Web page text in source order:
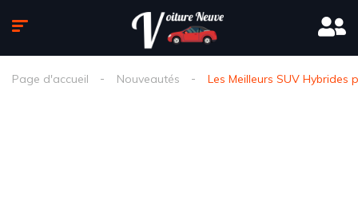
Page d'accueil Nouveautés Les Meilleurs SUV